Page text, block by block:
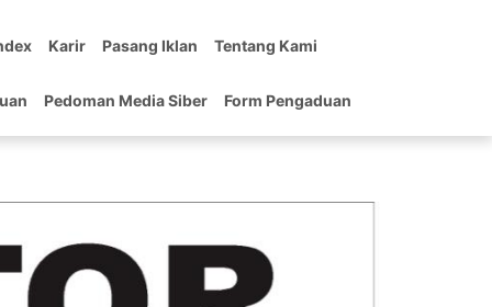
Karir Pasang Iklan Tentang Kami
Pedoman Media Siber Form Pengaduan